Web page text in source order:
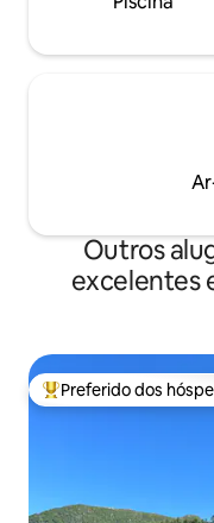
Outros
excelentes
Entre os melhores
Preferido dos